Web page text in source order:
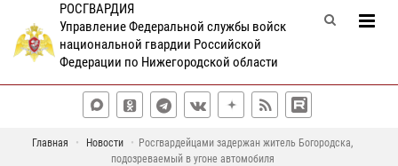
РОСГВАРДИЯ
Управление Федеральной службы войск
национальной гвардии Российской
Федерации по Нижегородской области
Главная Новости
Росгвардейцами задержан житель Богородска,
подозреваемый в угоне автомобиля